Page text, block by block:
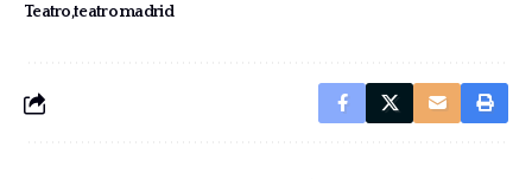
Teatroteatro madrid